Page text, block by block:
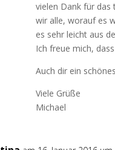
vielen Dank für das
wir alle, worauf es
es sehr leicht aus
Ich freue mich,
Auch dir ein
Viele Grüße
Michael